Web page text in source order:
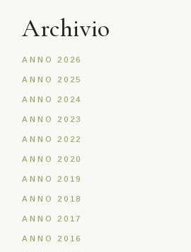
Archivio
ANNO 2026
ANNO 2025
ANNO 2024
ANNO 2023
ANNO 2022
ANNO 2020
ANNO 2019
ANNO 2018
ANNO 2017
ANNO 2016